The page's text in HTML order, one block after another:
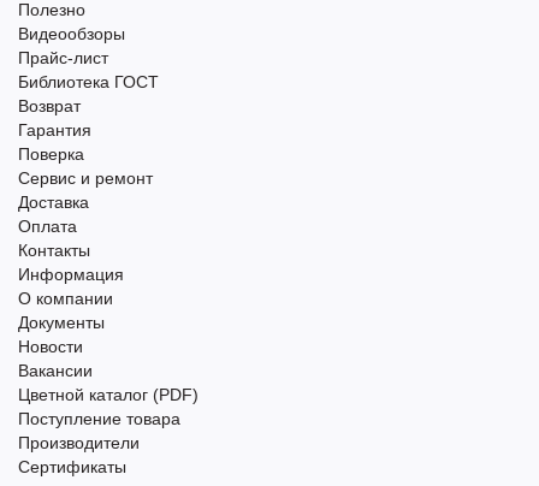
Полезно
Видеообзоры
Прайс-лист
Библиотека ГОСТ
Возврат
Гарантия
Поверка
Сервис и ремонт
Доставка
Оплата
Контакты
Информация
О компании
Документы
Новости
Вакансии
Цветной каталог (PDF)
Поступление товара
Производители
Сертификаты